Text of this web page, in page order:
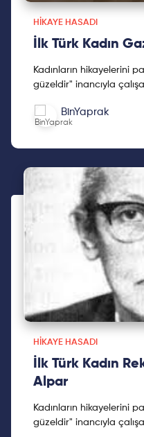
HIKAYE HASADI
İlk Türk Kadın
Kadınların hikayelerini
güzeldir" inancıyla
Cumhuriyetimizin 2.
hediye etmek için
BinYaprak
HIKAYE HASADI
İlk Türk Kadın
Alpar
Kadınların hikayelerini
güzeldir" inancıyla